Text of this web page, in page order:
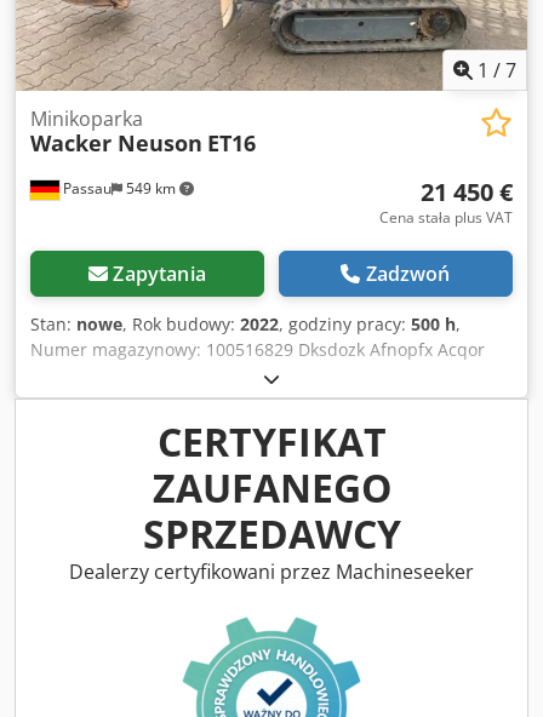
1 /7
Passau 549 km
Minikoparka
Wacker Neuson ET16
21 450 €
Cena stała plus VAT
Zapytania Zadzwoń
Stan: nowe, Rok budowy: 2022, godziny pracy: 500 h,
Numer magazynowy: 100516829 Dksdozk Afnopfx Acqor
Wymiary transportowe (dł. x szer. x wys.): 0 x 0 x 0 ----
Gąsienice gumowe Płyta spychająca W zestawie: system
szybkiej wymiany MS01 Uwaga: oferowana maszyna
pochodzi z naszego parku maszyn dostępnych do
wynajmu, dlatego podane godziny pracy mogą się różnić.
Lokalizacja: Meckenheim
CERTYFIKAT
ZAUFANEGO
SPRZEDAWCY
Dealerzy certyfikowani przez Machineseeker